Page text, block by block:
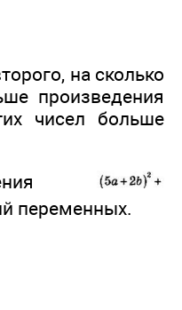
на сколько
произведения
чисел больше
переменных.